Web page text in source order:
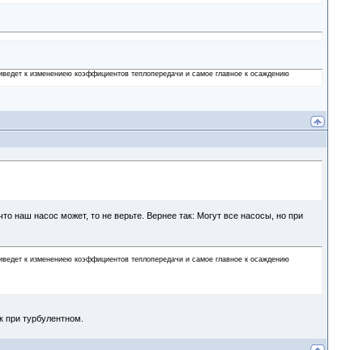
к изменениею коэффициентов теплопередачи и самое главное к осаждению
наш насос может, то не верьте. Вернее так: Могут все насосы, но при
к изменениею коэффициентов теплопередачи и самое главное к осаждению
турбулентном.